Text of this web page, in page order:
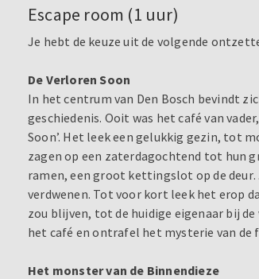
Escape room (1 uur)
Je hebt de keuze uit de volgende
De Verloren Soon
In het centrum van Den Bosch bevindt
geschiedenis. Ooit was het café van
Soon’. Het leek een gelukkig gezin, tot
zagen op een zaterdagochtend tot hun
ramen, een groot kettingslot op de
verdwenen. Tot voor kort leek het erop
zou blijven, tot de huidige eigenaar bij
het café en ontrafel het mysterie van de
Het monster van de Binnendieze